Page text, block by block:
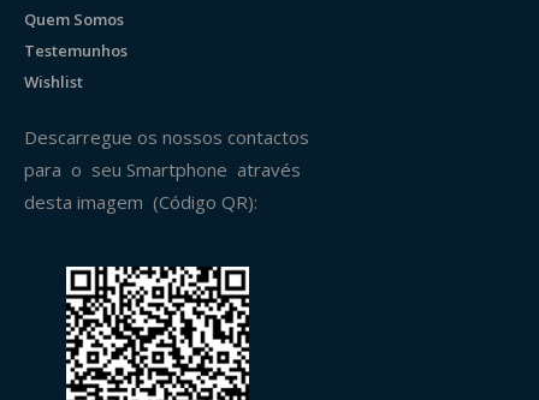
Quem Somos
Testemunhos
Wishlist
Descarregue os nossos contactos
para o seu Smartphone através
desta imagem (Código QR):